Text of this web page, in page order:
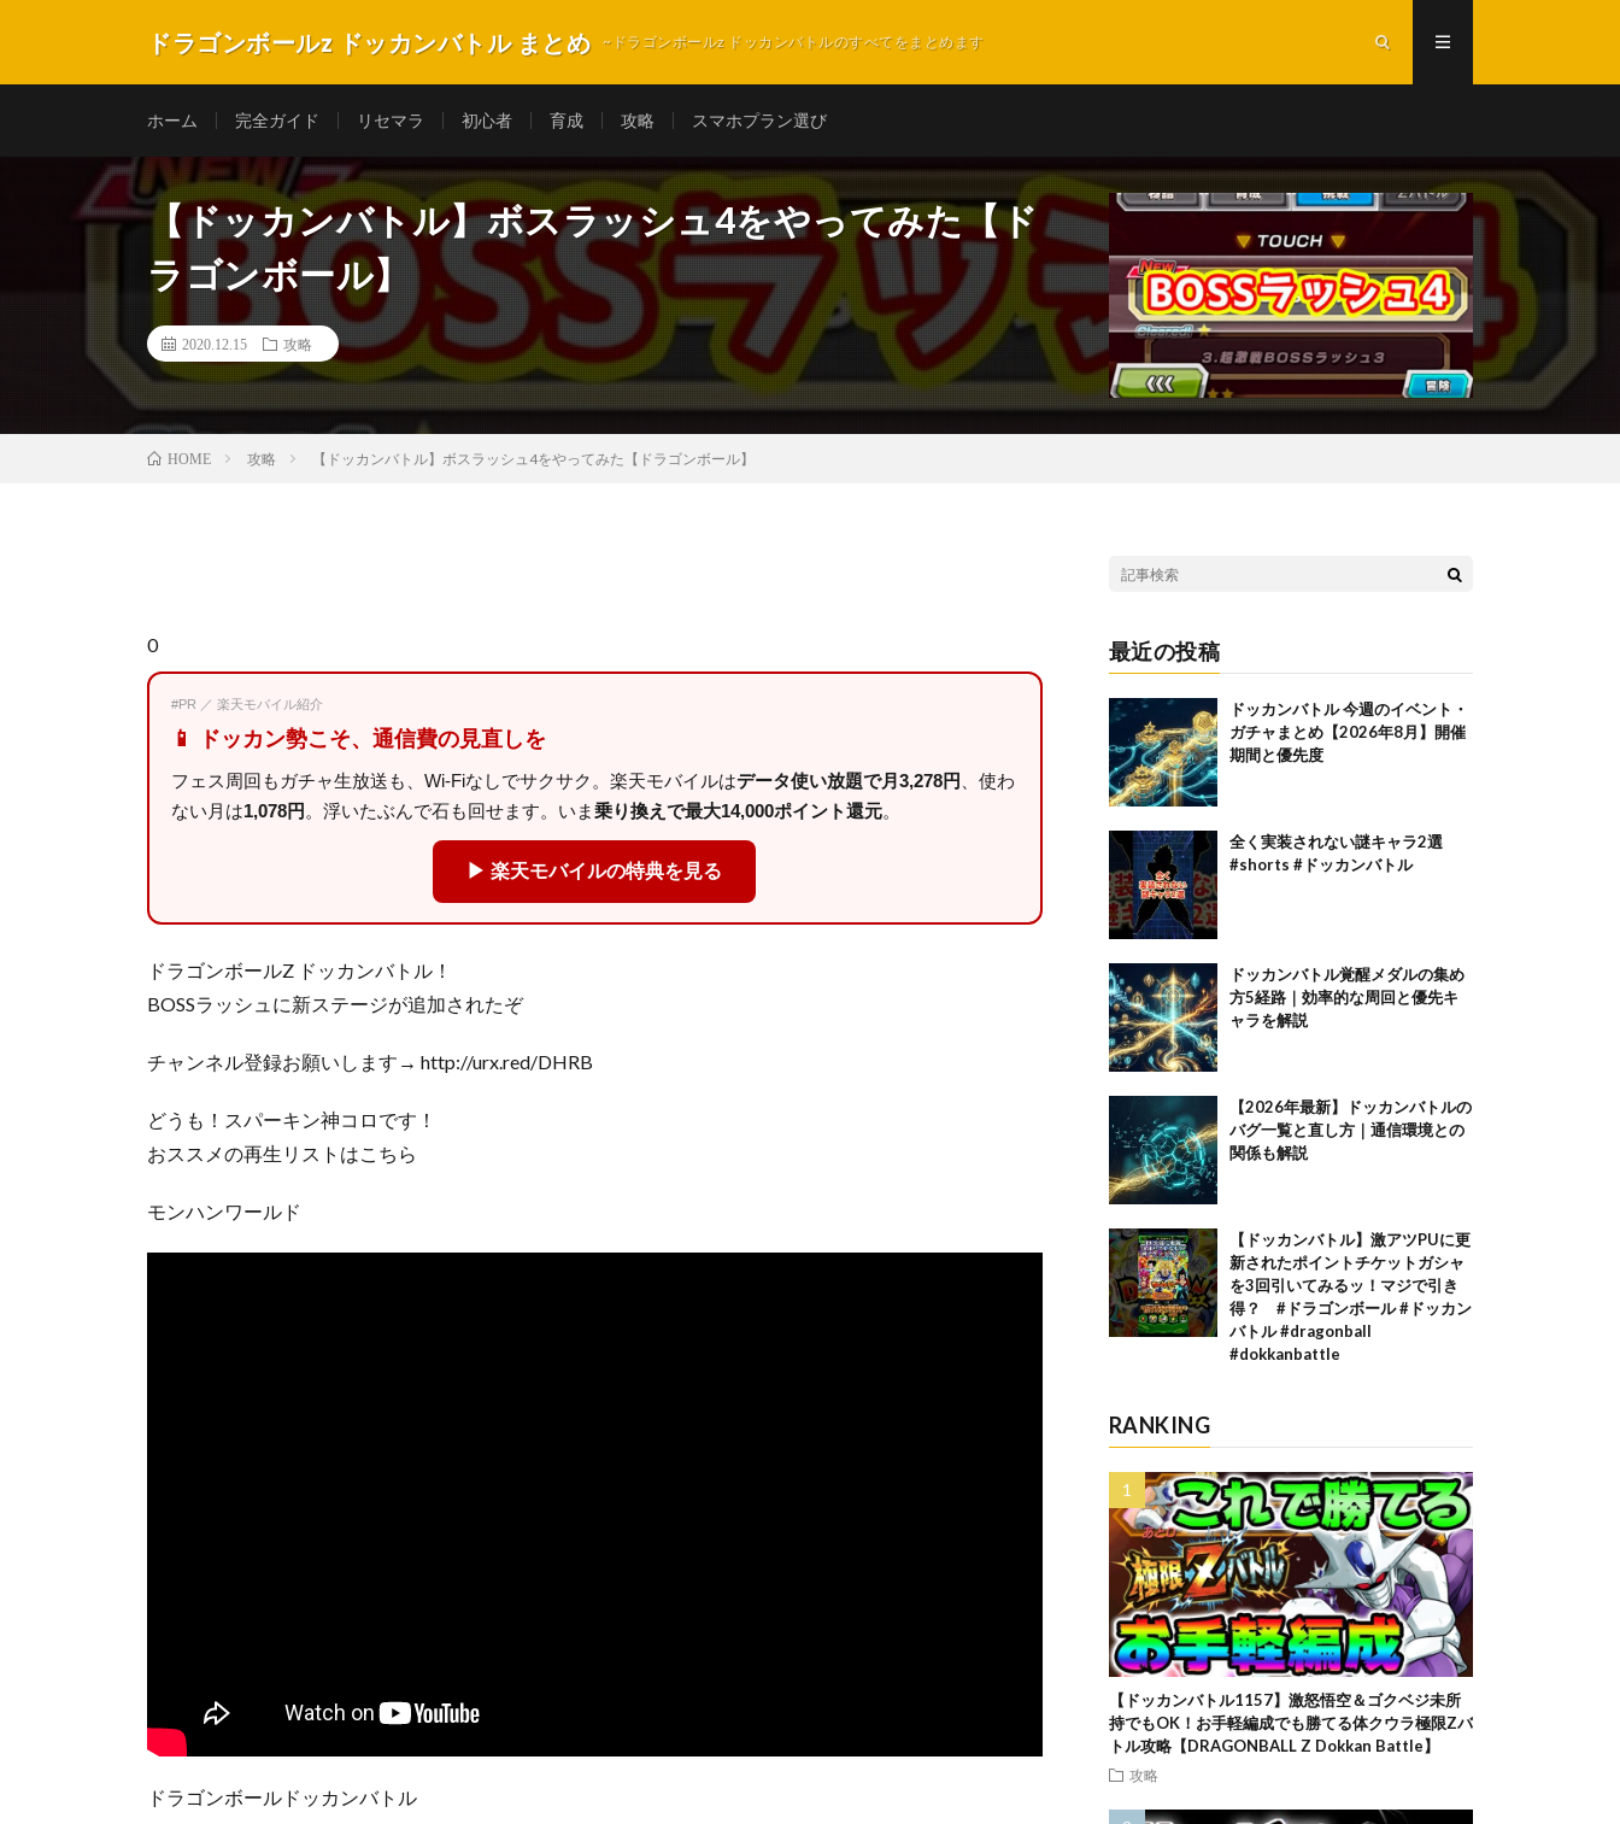
ドラゴンボールz ドッカンバトル まとめ ~ドラゴンボールz ドッカンバトルのすべてをまとめます
ホーム 完全ガイド リセマラ 初心者 育成 攻略 スマホプラン選び
【ドッカンバトル】ボスラッシュ4をやってみた【ド
ラゴンボール】
2020.12.15 攻略
HOME 攻略 【ドッカンバトル】ボスラッシュ4をやってみた【ドラゴンボール】
0
#PR ／ 楽天モバイル紹介
📱 ドッカン勢こそ、通信費の見直しを
フェス周回もガチャ生放送も、Wi-Fiなしでサクサク。楽天モバイルはデータ使い放題で月3,278円
、使わ
ない月は1,078円 。浮いたぶんで石も回せます。いま乗り換えで最大14,000ポイント還元。
▶ 楽天モバイルの特典を見る
ドラゴンボールZ ドッカンバトル！
BOSSラッシュに新ステージが追加されたぞ
チャンネル登録お願いします→ http://urx.red/DHRB
どうも！スパーキン神コロです！
おススメの再生リストはこちら
モンハンワールド
ドラゴンボールドッカンバトル
最近の投稿
ドッカンバトル 今週のイベント・
ガチャまとめ【2026年8月】開催
期間と優先度
全く実装されない謎キャラ2選
#shorts #ドッカンバトル
ドッカンバトル覚醒メダルの集め
方5経路｜効率的な周回と優先キ
ャラを解説
【2026年最新】ドッカンバトルの
バグ一覧と直し方｜通信環境との
関係も解説
【ドッカンバトル】激アツPUに更
新されたポイントチケットガシャ
を3回引いてみるッ！マジで引き
得？ #ドラゴンボール #ドッカン
バトル #dragonball
#dokkanbattle
RANKING
【ドッカンバトル1157】激怒悟空＆ゴクベジ未所
持でもOK！お手軽編成でも勝てる体クウラ極限Zバ
トル攻略【DRAGONBALL Z Dokkan Battle】
攻略